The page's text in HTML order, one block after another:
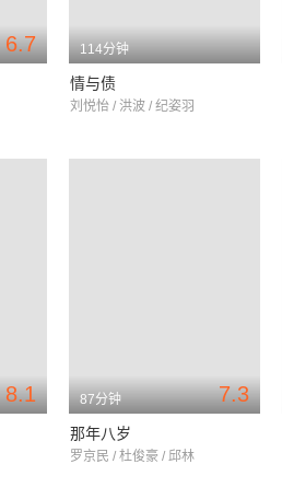
6.7 114分钟
情与债
刘悦怡 / 洪波 / 纪姿羽
8.1 7.3
87分钟
那年八岁
罗京民 / 杜俊豪 / 邱林